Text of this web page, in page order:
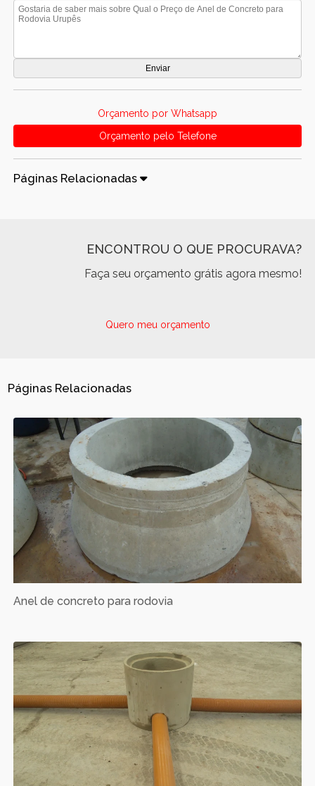
Orçamento por Whatsapp
Orçamento pelo Telefone
Páginas Relacionadas
ENCONTROU O QUE PROCURAVA?
Faça seu orçamento grátis agora mesmo!
Quero meu orçamento
Páginas Relacionadas
Anel de concreto para rodovia